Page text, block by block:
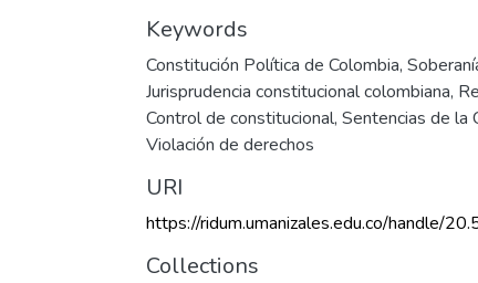
Keywords
Constitución Política de Colombia,
Jurisprudencia constitucional colombiana,
Control de constitucional, Sentencias de la
Violación de derechos
URI
https://ridum.umanizales.edu.co/handle/
Collections